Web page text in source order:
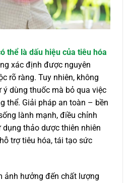
thể là dấu hiệu của tiêu hóa
xác định được nguyên
rõ ràng. Tuy nhiên, không
ý dùng thuốc mà bỏ qua việc
thể. Giải pháp an toàn – bền
lành mạnh, điều chỉnh
thảo dược thiên nhiên
trợ tiêu hóa, tái tạo sức
ảnh hưởng đến chất lượng